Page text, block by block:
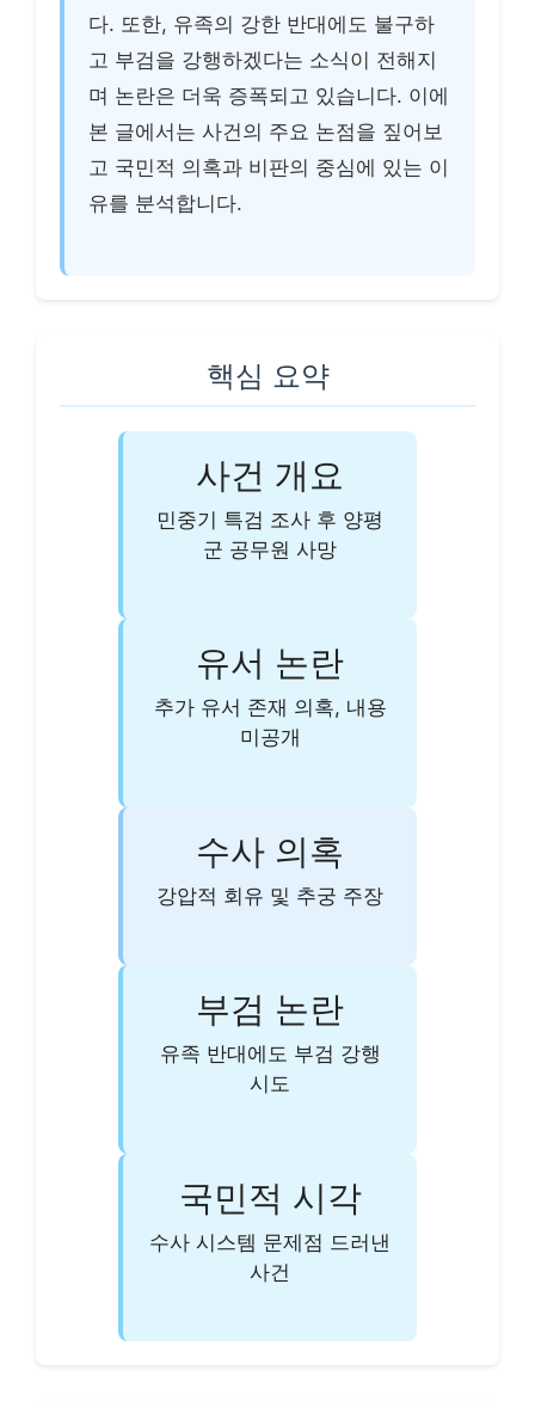
다. 또한, 유족의 강한 반대에도 불구하
고 부검을 강행하겠다는 소식이 전해지
며 논란은 더욱 증폭되고 있습니다. 이에
본 글에서는 사건의 주요 논점을 짚어보
고 국민적 의혹과 비판의 중심에 있는 이
유를 분석합니다.
핵심 요약
사건 개요
민중기 특검 조사 후 양평
군 공무원 사망
유서 논란
추가 유서 존재 의혹, 내용
미공개
수사 의혹
강압적 회유 및 추궁 주장
부검 논란
유족 반대에도 부검 강행
시도
국민적 시각
수사 시스템 문제점 드러낸
사건